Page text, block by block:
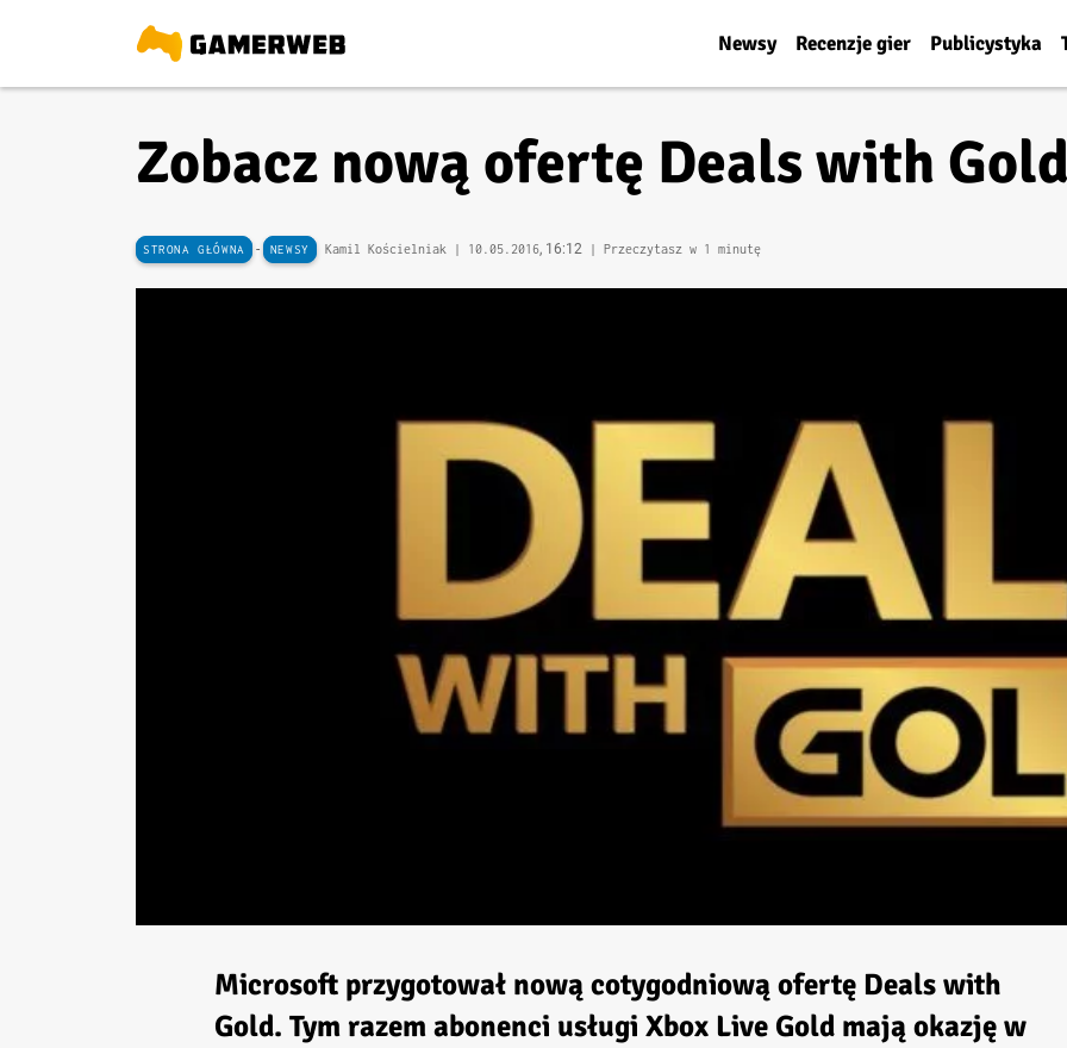
Newsy Recenzje gier Publicystyka
Zobacz nową ofertę Deals with Gold
STRONA GŁÓWNA - NEWSY Kamil Kościelniak | 10.05.2016, 16:12 | Przeczytasz w 1 minutę
Microsoft przygotował nową cotygodniową ofertę Deals with
Gold. Tym razem abonenci usługi Xbox Live Gold mają okazję w